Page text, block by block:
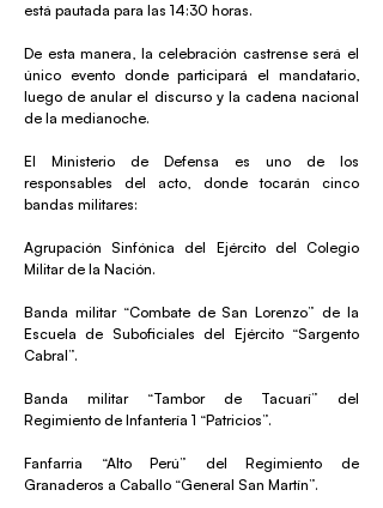
está pautada para las 14:30 horas.
De esta manera, la celebración castrense será el
único evento donde participará el mandatario,
luego de anular el discurso y la cadena nacional
de la medianoche.
El Ministerio de Defensa es uno de los
responsables del acto, donde tocarán cinco
bandas militares:
Agrupación Sinfónica del Ejército del Colegio
Militar de la Nación.
Banda militar “Combate de San Lorenzo” de la
Escuela de Suboficiales del Ejército “Sargento
Cabral”.
Banda militar “Tambor de Tacuarí” del
Regimiento de Infantería 1 “Patricios”.
Fanfarria “Alto Perú” del Regimiento de
Granaderos a Caballo “General San Martín”.